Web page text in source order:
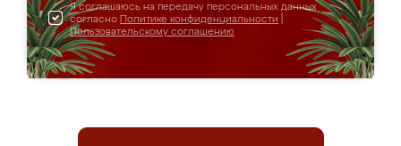
Я соглашаюсь на передачу персональных данных
согласно Политике конфиденциальности
Пользовательскому соглашению